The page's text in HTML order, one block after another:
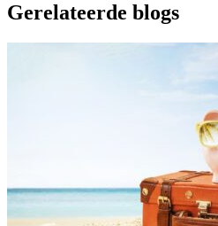
Gerelateerde blogs